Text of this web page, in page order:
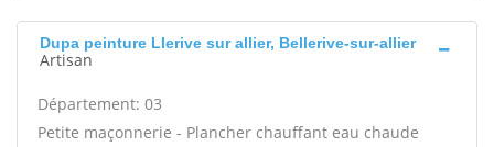
Dupa peinture Llerive sur allier, Bellerive-sur-allier
Artisan
Département: 03
Petite maçonnerie - Plancher chauffant eau chaude